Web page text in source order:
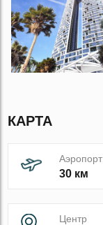
КАРТА
Аэропорт
30 км
Центр